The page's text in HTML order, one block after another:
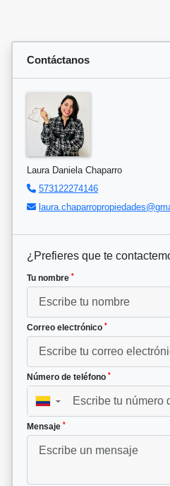
Contáctanos
Laura Daniela Chaparro
573122274146
¿Prefieres que te
Tu nombre *
Correo electrónico *
Número de teléfono *
▼
Mensaje *